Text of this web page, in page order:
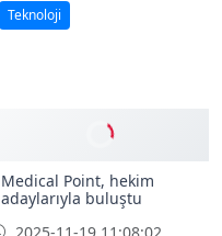
Teknoloji